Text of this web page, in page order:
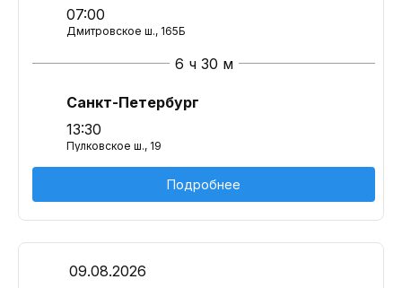
07:00
Дмитровское ш., 165Б
6 ч 30 м
Санкт-Петербург
13:30
Пулковское ш., 19
Подробнее
09.08.2026